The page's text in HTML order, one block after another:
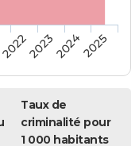
2022202320242025
Taux de
criminalité pour
1 000 habitants